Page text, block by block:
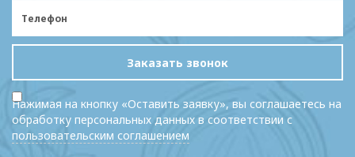
Заказать звонок
Нажимая на кнопку «Оставить заявку», вы соглашаетесь на
обработку персональных данных в соответствии с
пользовательским соглашением